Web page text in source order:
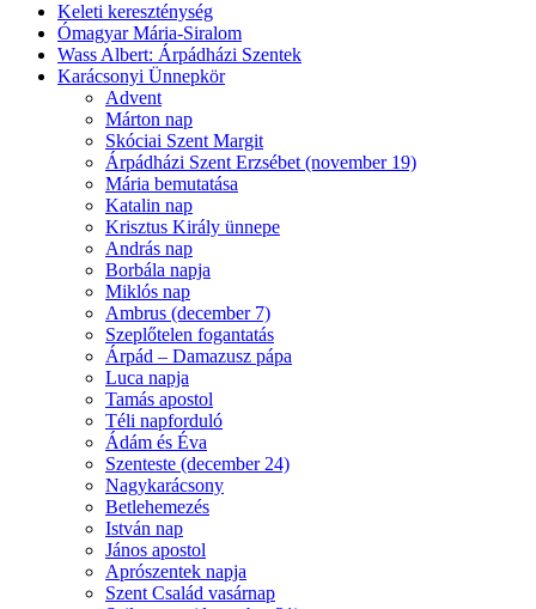
Keleti kereszténység
Ómagyar Mária-Siralom
Wass Albert: Árpádházi Szentek
Karácsonyi Ünnepkör
Advent
Márton nap
Skóciai Szent Margit
Árpádházi Szent Erzsébet (november 19)
Mária bemutatása
Katalin nap
Krisztus Király ünnepe
András nap
Borbála napja
Miklós nap
Ambrus (december 7)
Szeplőtelen fogantatás
Árpád – Damazusz pápa
Luca napja
Tamás apostol
Téli napforduló
Ádám és Éva
Szenteste (december 24)
Nagykarácsony
Betlehemezés
István nap
János apostol
Aprószentek napja
Szent Család vasárnap